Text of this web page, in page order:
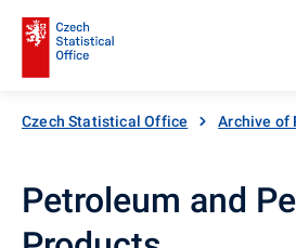
Czech Statistical Office Archive of
Petroleum and